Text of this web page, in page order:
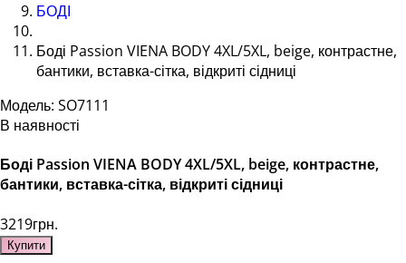
БОДІ
Боді Passion VIENA BODY 4XL/5XL, beige, контрастне,
бантики, вставка-сітка, відкриті сідниці
Модель: SO7111
В наявності
Боді Passion VIENA BODY 4XL/5XL, beige, контрастне,
бантики, вставка-сітка, відкриті сідниці
3219грн.
Купити